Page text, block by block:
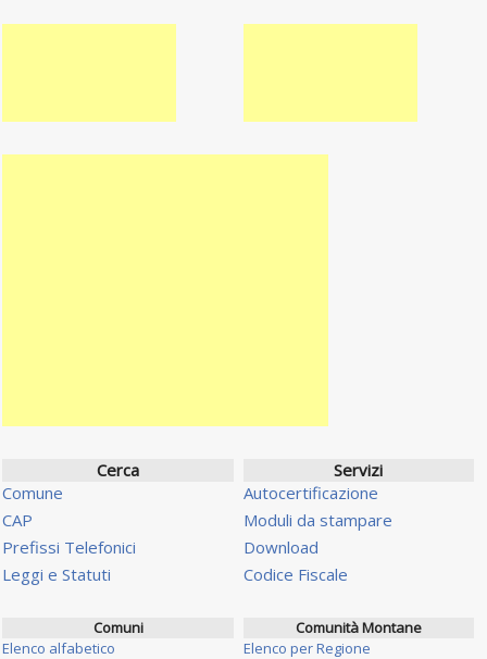
Cerca
Comune
CAP
Prefissi Telefonici
Leggi e Statuti
Servizi
Autocertificazione
Moduli da stampare
Download
Codice Fiscale
Comuni
Elenco alfabetico
Comunità Montane
Elenco per Regione